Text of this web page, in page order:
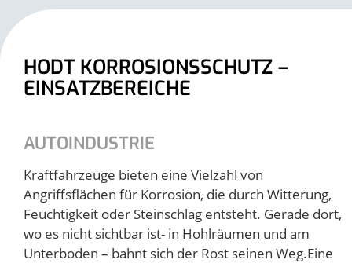
HODT KORROSIONSSCHUTZ –
EINSATZBEREICHE
AUTOINDUSTRIE
Kraftfahrzeuge bieten eine Vielzahl von
Angriffsflächen für Korrosion, die durch Witterung,
Feuchtigkeit oder Steinschlag entsteht. Gerade dort,
wo es nicht sichtbar ist- in Hohlräumen und am
Unterboden – bahnt sich der Rost seinen Weg.Eine